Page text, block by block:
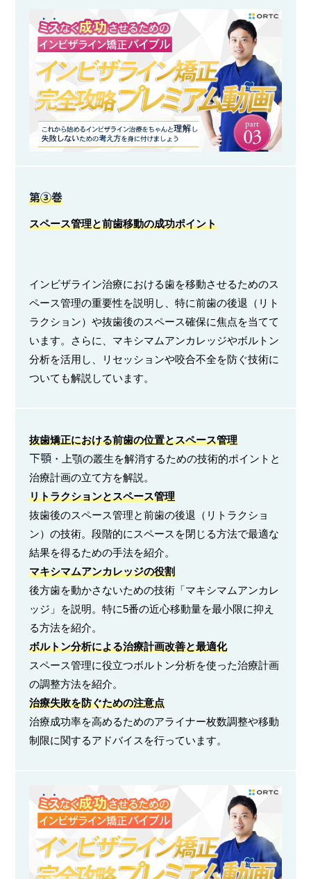
第③巻
スペース管理と前歯移動の成功ポイント
インビザライン治療における歯を移動させるためのス
ペース管理の重要性を説明し、特に前歯の後退（リト
ラクション）や抜歯後のスペース確保に焦点を当てて
います。さらに、マキシマムアンカレッジやボルトン
分析を活用し、リセッションや咬合不全を防ぐ技術に
ついても解説しています。
抜歯矯正における前歯の位置とスペース管理
下顎 ・上顎の叢生を解消するための技術的ポイントと
治療計画の立て方を解説。
リトラクションとスペース管理
抜歯後のスペース管理と前歯の後退（リトラクショ
ン）の技術。段階的にスペースを閉じる方法で最適な
結果を得るための手法を紹介。
マキシマムアンカレッジの役割
後方歯を動かさないための技術「マキシマムアンカレ
ッジ」を説明。特に5番の近心移動量を最小限に抑え
る方法を紹介。
ボルトン分析による治療計画改善と最適化
スペース管理に役立つボルトン分析を使った治療計画
の調整方法を紹介。
治療失敗を防ぐための注意点
治療成功率を高めるためのアライナー枚数調整や移動
制限に関するアドバイスを行っています。